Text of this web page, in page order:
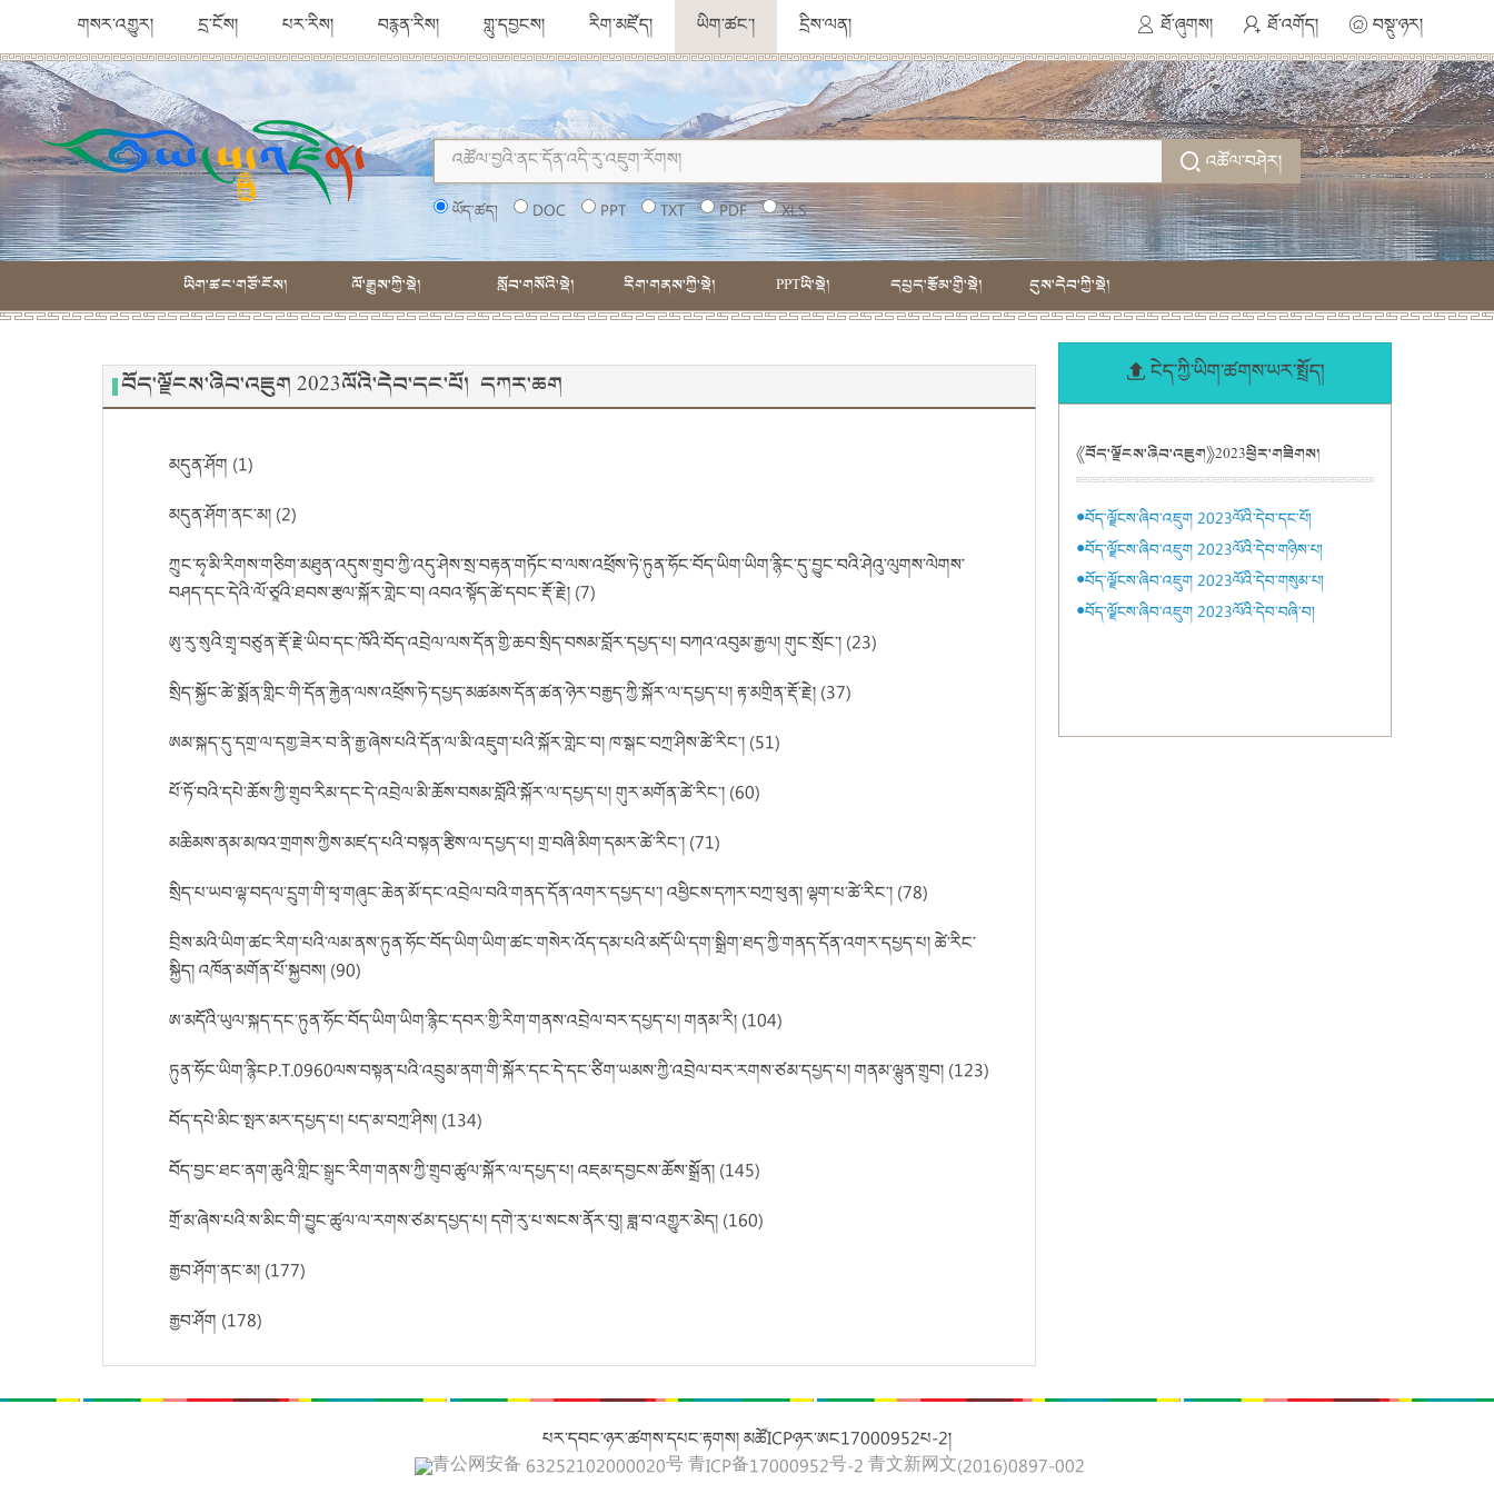
ཐོ་ཞུགས། ཐོ་འགོད། བསྡུ་ཉར།
གསར་འགྱུར། དྲ་ངོས། པར་རིས། བརྙན་རིས། གླུ་དབྱངས། རིག་མཛོད། ཡིག་ཚང་། དྲིས་ལན།
འཚོལ་བཤེར།
ཡོད་ཚད། DOC PPT TXT PDF XLS
ཡིག་ཚང་གཙོ་ངོས། ལོ་རྒྱུས་ཀྱི་སྡེ། སློབ་གསོའི་སྡེ། རིག་གནས་ཀྱི་སྡེ། PPTཡི་སྡེ། དཔྱད་རྩོམ་གྱི་སྡེ། དུས་དེབ་ཀྱི་སྡེ།
བོད་ལྗོངས་ཞིབ་འཇུག 2023ལོའི་དེབ་དང་པོ། དཀར་ཆག
མདུན་ཤོག (1)
མདུན་ཤོག་ནང་མ། (2)
ཀྲུང་ཧྭ་མི་རིགས་གཅིག་མཐུན་འདུས་གྲུབ་ཀྱི་འདུ་ཤེས་སྲ་བརྟན་གཏོང་བ་ལས་འཕྲོས་ཏེ་ཏུན་ཧོང་བོད་ཡིག་ཡིག་རྙིང་དུ་བྱུང་བའི་ཤེའུ་ལུགས་ལེགས་
བཤད་དང་དེའི་ལོ་ཙཱའི་ཐབས་རྩལ་སྐོར་གླེང་བ། འབའ་སྟོད་ཚེ་དབང་རྡོ་རྗེ། (7)
ཨུ་རུ་སུའི་གྲྭ་བཙུན་རྡོ་རྗེ་ཡིབ་དང་ཁོའི་བོད་འབྲེལ་ལས་དོན་གྱི་ཆབ་སྲིད་བསམ་བློར་དཔྱད་པ། བཀའ་འབུམ་རྒྱལ། གུང་སྲོང་། (23)
སྲིད་སྐྱོང་ཚེ་སྨོན་གླིང་གི་དོན་རྐྱེན་ལས་འཕྲོས་ཏེ་དཔྱད་མཚམས་དོན་ཚན་ཉེར་བརྒྱད་ཀྱི་སྐོར་ལ་དཔྱད་པ། རྟ་མགྲིན་རྡོ་རྗེ། (37)
ཨམ་སྐད་དུ་དགྲ་ལ་དགྱ་ཟེར་བ་ནི་རྒྱ་ཞེས་པའི་དོན་ལ་མི་འཇུག་པའི་སྐོར་གླེང་བ། ཁ་སྒང་བཀྲ་ཤིས་ཚེ་རིང་། (51)
པོ་ཏོ་བའི་དཔེ་ཆོས་ཀྱི་གྲུབ་རིམ་དང་དེ་འབྲེལ་མི་ཆོས་བསམ་བློའི་སྐོར་ལ་དཔྱད་པ། གུར་མགོན་ཚེ་རིང་། (60)
མཆིམས་ནམ་མཁའ་གྲགས་ཀྱིས་མཛད་པའི་བསྟན་རྩིས་ལ་དཔྱད་པ། གྲ་བཞི་མིག་དམར་ཚེ་རིང་། (71)
སྲིད་པ་ཡབ་ལྷ་བདལ་དྲུག་གི་ཕྭ་གཞུང་ཆེན་མོ་དང་འབྲེལ་བའི་གནད་དོན་འགར་དཔྱད་པ་། འཕྱིངས་དཀར་བཀྲ་ཕུན། ལྷག་པ་ཚེ་རིང་། (78)
བྲིས་མའི་ཡིག་ཚང་རིག་པའི་ལམ་ནས་ཏུན་ཧོང་བོད་ཡིག་ཡིག་ཚང་གསེར་འོད་དམ་པའི་མདོ་ཡི་དག་སྒྲིག་ཐད་ཀྱི་གནད་དོན་འགར་དཔྱད་པ། ཚེ་རིང་
སྐྱིད། འཁོན་མགོན་པོ་སྐྱབས། (90)
ཨ་མདོའི་ཡུལ་སྐད་དང་ཏུན་ཧོང་བོད་ཡིག་ཡིག་རྙིང་དབར་གྱི་རིག་གནས་འབྲེལ་བར་དཔྱད་པ། གནམ་རི། (104)
ཏུན་ཧོང་ཡིག་རྙིངP.T.0960ལས་བསྟན་པའིི་འབྲུམ་ནག་གི་སྐོར་དང་དེ་དང་ཙིག་ཡམས་ཀྱི་འབྲེལ་བར་རགས་ཙམ་དཔྱད་པ། གནམ་ལྷུན་གྲུབ། (123)
བོད་དཔེ་མིང་སྤར་མར་དཔྱད་པ། པད་མ་བཀྲ་ཤིས། (134)
བོད་བྱང་ཐང་ནག་ཆུའི་གླིང་སྒྲུང་རིག་གནས་ཀྱི་གྲུབ་ཚུལ་སྐོར་ལ་དཔྱད་པ། འཇམ་དབྱངས་ཆོས་སྒྲོན། (145)
གྲོ་མ་ཞེས་པའི་ས་མིང་གི་བྱུང་ཚུལ་ལ་རགས་ཙམ་དཔྱད་པ། དགེ་རུ་པ་སངས་ནོར་བུ། ཟླ་བ་འགྱུར་མེད། (160)
རྒྱབ་ཤོག་ནང་མ། (177)
རྒྱབ་ཤོག (178)
ངེད་ཀྱི་ཡིག་ཚགས་ཡར་སྤྲོད།
《བོད་ལྗོངས་ཞིབ་འཇུག》2023ཕྱིར་གཟིགས།
●བོད་ལྗོངས་ཞིབ་འཇུག 2023ལོའི་དེབ་དང་པོ།
●བོད་ལྗོངས་ཞིབ་འཇུག 2023ལོའི་དེབ་གཉིས་པ།
●བོད་ལྗོངས་ཞིབ་འཇུག 2023ལོའི་དེབ་གསུམ་པ།
●བོད་ལྗོངས་ཞིབ་འཇུག 2023ལོའི་དེབ་བཞི་བ།
པར་དབང་ཉར་ཚགས་དཔང་རྟགས། མཚོICPཉར་ཨང17000952པ-2།
青公网安备 63252102000020号青ICP备17000952号-2青文新网文(2016)0897-002